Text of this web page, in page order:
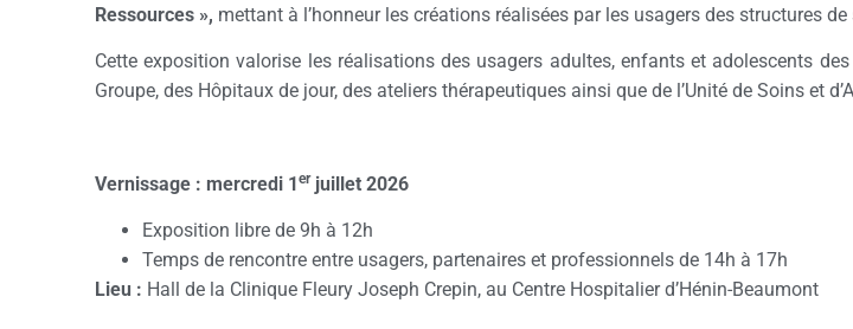
Ressources », mettant à l’honneur les créations réalisées par les usagers des structures
Cette exposition valorise les réalisations des usagers adultes, enfants et adolescents
Groupe, des Hôpitaux de jour, des ateliers thérapeutiques ainsi que de l’Unité de Soins et
Vernissage : mercredi 1erjuillet 2026
Exposition libre de 9h à 12h
Temps de rencontre entre usagers, partenaires et professionnels de 14h à 17h
Lieu : Hall de la Clinique Fleury Joseph Crepin, au Centre Hospitalier d’Hénin-Beaumont